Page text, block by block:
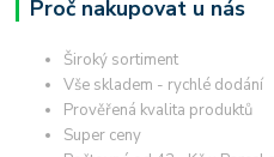
Proč nakupovat u nás
Široký sortiment
Vše skladem - rychlé dodání
Prověřená kvalita produktů
Super ceny